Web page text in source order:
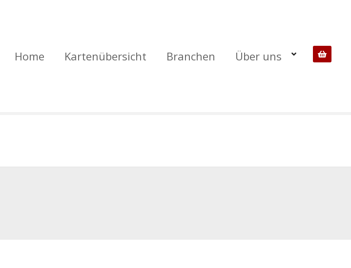
Home Kartenübersicht Branchen Über uns